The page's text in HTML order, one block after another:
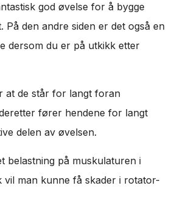
god øvelse for å bygge
På den andre siden er det også en
dersom du er på utkikk etter
at de står for langt foran
fører hendene for langt
delen av øvelsen.
belastning på muskulaturen i
vil man kunne få skader i rotator-